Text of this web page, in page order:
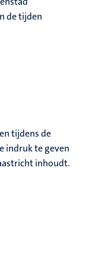
de tijden
tijdens de
indruk te geven
inhoudt.